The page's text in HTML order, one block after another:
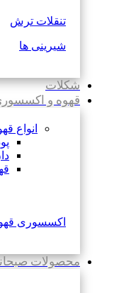
تنقلات ترش
شیرینی ها
شکلات
قهوه و
انواع
اکسسوری
محصولات